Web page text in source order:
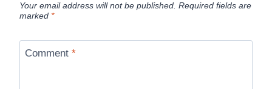
Your email address will not be published. Required fields are
marked *
Comment *